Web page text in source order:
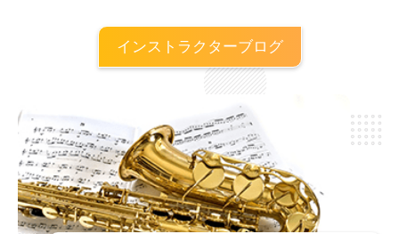
インストラクターブログ